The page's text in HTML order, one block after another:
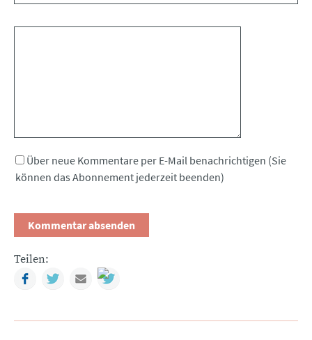
Über neue Kommentare per E-Mail benachrichtigen (Sie
können das Abonnement jederzeit beenden)
Teilen:
FacebookTwitterMail